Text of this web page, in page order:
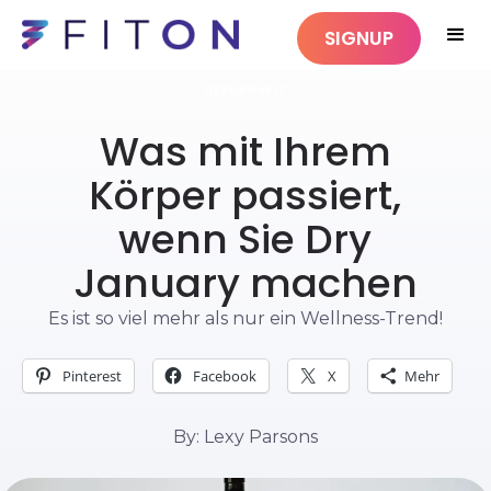
SIGNUP
Was mit Ihrem
Körper passiert,
wenn Sie Dry
January machen
Es ist so viel mehr als nur ein Wellness-Trend!
Pinterest Facebook X Mehr
By: Lexy Parsons